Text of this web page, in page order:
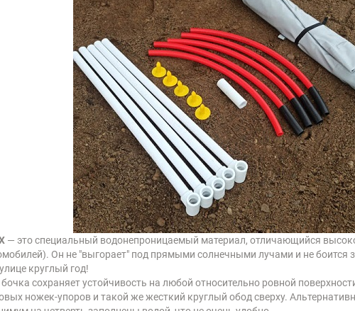
— это специальный водонепроницаемый материал, отличающийся
Он не "выгорает" под прямыми солнечными лучами и не боится
круглый год!
сохраняет устойчивость на любой относительно ровной
ножек-упоров и такой же жесткий круглый обод сверху.